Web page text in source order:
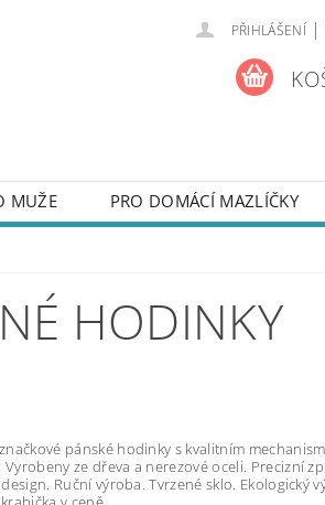
PŘIHLÁŠENÍ |
MUŽE
PRO DOMÁCÍ MAZLÍČKY
KLÍČE
NA MOBILNÍ TELEFONY
HODINKY
pánské hodinky s kvalitním
Vyrobeny ze dřeva a nerezové oceli. Precizní
Ruční výroba. Tvrzené sklo. Ekologický